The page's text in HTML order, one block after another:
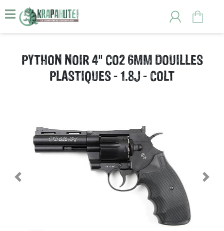
PYTHON NOIR 4" CO2 6MM DOUILLES
PLASTIQUES - 1.8J - COLT
Previous